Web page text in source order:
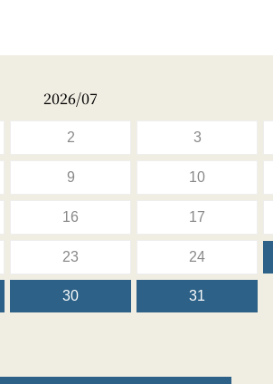
2026/07
2 3
9 10
16 17
23 24
30 31